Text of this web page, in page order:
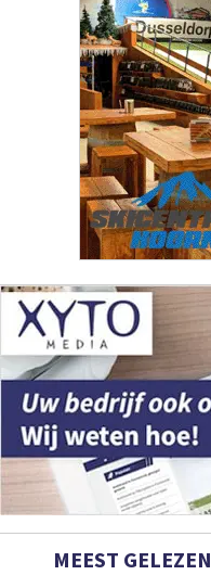
MEEST GELEZEN